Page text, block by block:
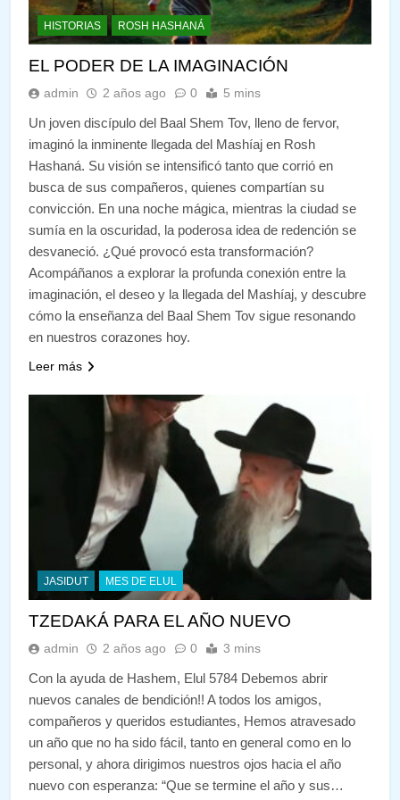
HISTORIAS ROSH HASHANÁ
EL PODER DE LA IMAGINACIÓN
admin 2 años ago 0 5 mins
Un joven discípulo del Baal Shem Tov, lleno de fervor,
imaginó la inminente llegada del Mashíaj en Rosh
Hashaná. Su visión se intensificó tanto que corrió en
busca de sus compañeros, quienes compartían su
convicción. En una noche mágica, mientras la ciudad se
sumía en la oscuridad, la poderosa idea de redención se
desvaneció. ¿Qué provocó esta transformación?
Acompáñanos a explorar la profunda conexión entre la
imaginación, el deseo y la llegada del Mashíaj, y descubre
cómo la enseñanza del Baal Shem Tov sigue resonando
en nuestros corazones hoy.
Leer más
JASIDUT MES DE ELUL
TZEDAKÁ PARA EL AÑO NUEVO
admin 2 años ago 0 3 mins
Con la ayuda de Hashem, Elul 5784 Debemos abrir
nuevos canales de bendición!! A todos los amigos,
compañeros y queridos estudiantes, Hemos atravesado
un año que no ha sido fácil, tanto en general como en lo
personal, y ahora dirigimos nuestros ojos hacia el año
nuevo con esperanza: “Que se termine el año y sus…